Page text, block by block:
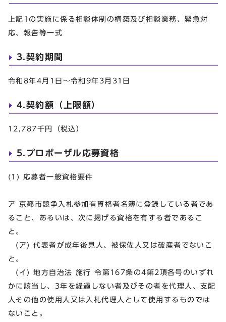
上記1の実施に係る相談体制の構築及び相談業務、緊急対
応、報告等一式
3.契約期間
令和8年4月1日～令和9年3月31日
4.契約額（上限額）
12,787千円（税込）
5.プロポーザル応募資格
(1) 応募者一般資格要件
ア 京都市競争入札参加有資格者名簿に登録している者であ
ること、あるいは、次に掲げる資格を有する者であるこ
と。
(ア) 代表者が成年後見人、被保佐人又は破産者でないこ
と。
(イ) 地方自治法 施行 令第167条の4第2項各号のいずれ
かに該当し、3年を経過しない者及びその者を代理人、支配
人その他の使用人又は入札代理人として使用するものでは
ないこと。